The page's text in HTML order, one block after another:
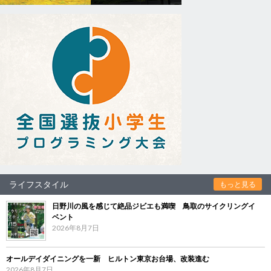
ライフスタイル もっと見る
日野川の風を感じて絶品ジビエも満喫 鳥取のサイクリングイ
ベント
2026年8月7日
オールデイダイニングを一新 ヒルトン東京お台場、改装進む